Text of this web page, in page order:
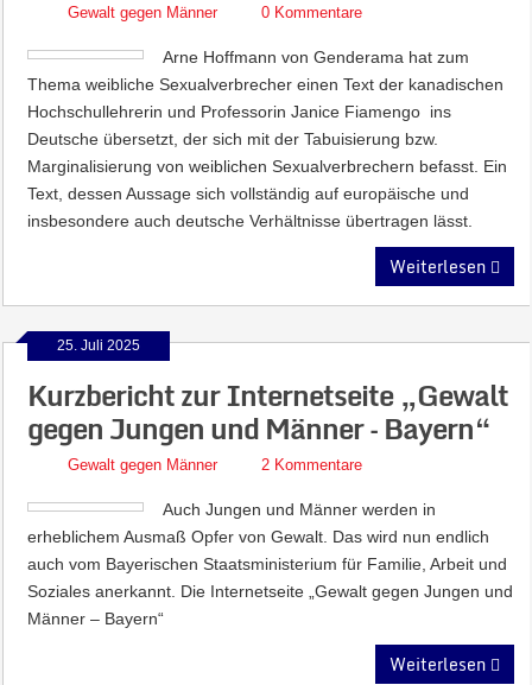
Gewalt gegen Männer 0 Kommentare
Arne Hoffmann von Genderama hat zum
Thema weibliche Sexualverbrecher einen Text der kanadischen
Hochschullehrerin und Professorin Janice Fiamengo ins
Deutsche übersetzt, der sich mit der Tabuisierung bzw.
Marginalisierung von weiblichen Sexualverbrechern befasst. Ein
Text, dessen Aussage sich vollständig auf europäische und
insbesondere auch deutsche Verhältnisse übertragen lässt.
Weiterlesen
25. Juli 2025
Kurzbericht zur Internetseite „Gewalt
gegen Jungen und Männer – Bayern“
Gewalt gegen Männer 2 Kommentare
Auch Jungen und Männer werden in
erheblichem Ausmaß Opfer von Gewalt. Das wird nun endlich
auch vom Bayerischen Staatsministerium für Familie, Arbeit und
Soziales anerkannt. Die Internetseite „Gewalt gegen Jungen und
Männer – Bayern“
Weiterlesen